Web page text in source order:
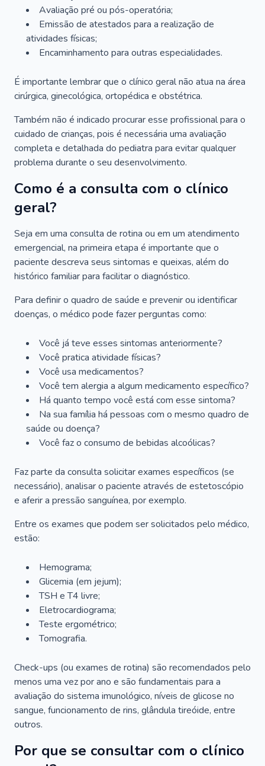
Avaliação pré ou pós-operatória;
Emissão de atestados para a realização de
atividades físicas;
Encaminhamento para outras especialidades.
É importante lembrar que o clínico geral não atua na área
cirúrgica, ginecológica, ortopédica e obstétrica.
Também não é indicado procurar esse profissional para o
cuidado de crianças, pois é necessária uma avaliação
completa e detalhada do pediatra para evitar qualquer
problema durante o seu desenvolvimento.
Como é a consulta com o clínico
geral?
Seja em uma consulta de rotina ou em um atendimento
emergencial, na primeira etapa é importante que o
paciente descreva seus sintomas e queixas, além do
histórico familiar para facilitar o diagnóstico.
Para definir o quadro de saúde e prevenir ou identificar
doenças, o médico pode fazer perguntas como:
Você já teve esses sintomas anteriormente?
Você pratica atividade físicas?
Você usa medicamentos?
Você tem alergia a algum medicamento específico?
Há quanto tempo você está com esse sintoma?
Na sua família há pessoas com o mesmo quadro de
saúde ou doença?
Você faz o consumo de bebidas alcoólicas?
Faz parte da consulta solicitar exames específicos (se
necessário), analisar o paciente através de estetoscópio
e aferir a pressão sanguínea, por exemplo.
Entre os exames que podem ser solicitados pelo médico,
estão:
Hemograma;
Glicemia (em jejum);
TSH e T4 livre;
Eletrocardiograma;
Teste ergométrico;
Tomografia.
Check-ups (ou exames de rotina) são recomendados pelo
menos uma vez por ano e são fundamentais para a
avaliação do sistema imunológico, níveis de glicose no
sangue, funcionamento de rins, glândula tireóide, entre
outros.
Por que se consultar com o clínico